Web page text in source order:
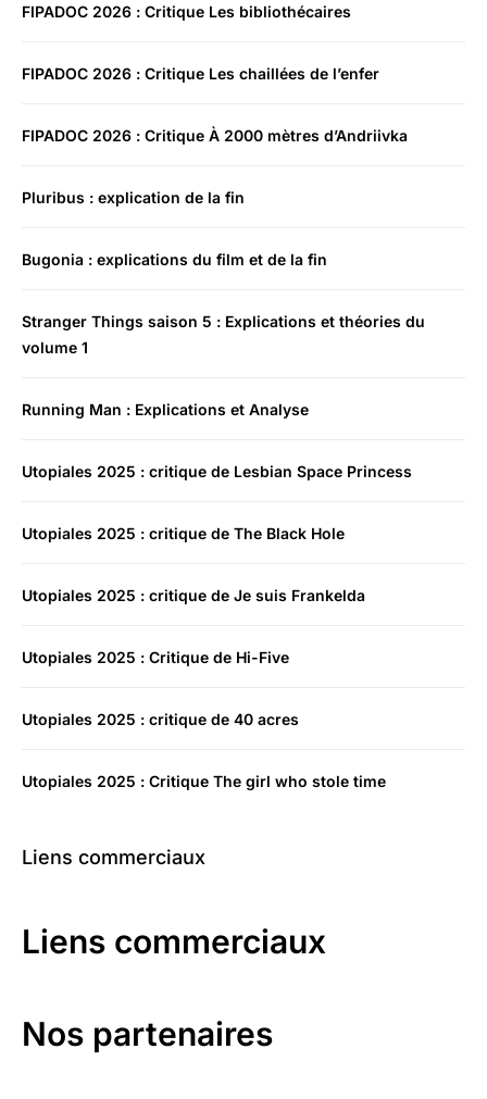
FIPADOC 2026 : Critique Les bibliothécaires
FIPADOC 2026 : Critique Les chaillées de l’enfer
FIPADOC 2026 : Critique À 2000 mètres d’Andriivka
Pluribus : explication de la fin
Bugonia : explications du film et de la fin
Stranger Things saison 5 : Explications et théories du
volume 1
Running Man : Explications et Analyse
Utopiales 2025 : critique de Lesbian Space Princess
Utopiales 2025 : critique de The Black Hole
Utopiales 2025 : critique de Je suis Frankelda
Utopiales 2025 : Critique de Hi-Five
Utopiales 2025 : critique de 40 acres
Utopiales 2025 : Critique The girl who stole time
Liens commerciaux
Liens commerciaux
Nos partenaires